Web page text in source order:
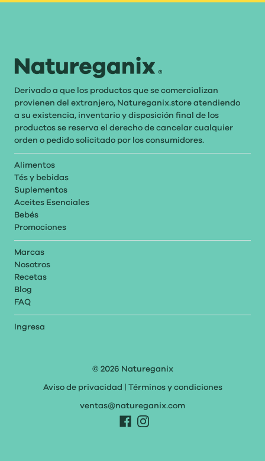
Derivado a que los productos que se comercializan
provienen del extranjero, Natureganix.store atendiendo
a su existencia, inventario y disposición final de los
productos se reserva el derecho de cancelar cualquier
orden o pedido solicitado por los consumidores.
Alimentos
Tés y bebidas
Suplementos
Aceites Esenciales
Bebés
Promociones
Marcas
Nosotros
Recetas
Blog
FAQ
Ingresa
© 2026 Natureganix
Aviso de privacidad Términos y condiciones
ventas@natureganix.com